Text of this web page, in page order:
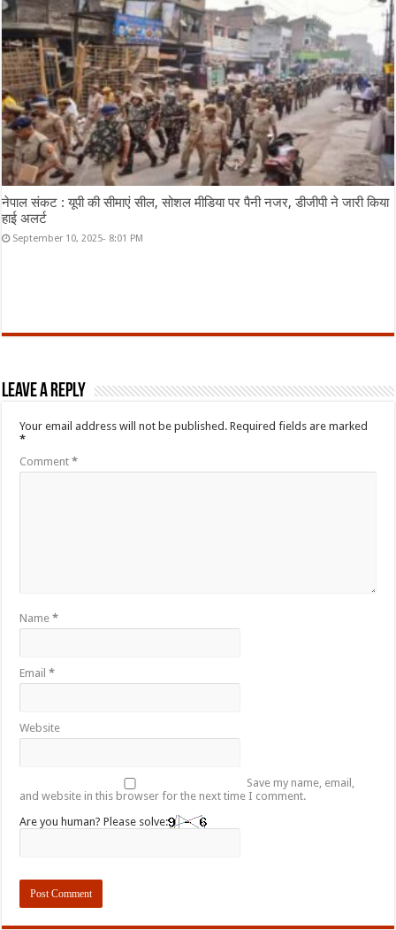
नेपाल संकट : यूपी की सीमाएं सील, सोशल मीडिया पर पैनी नजर, डीजीपी ने जारी किया
हाई अलर्ट
September 10, 2025- 8:01 PM
Leave a Reply
Your email address will not be published. Required fields are marked
*
Comment*
Name*
Email*
Website
Save my name, email,
and website in this browser for the next time I comment.
Are you human? Please solve: